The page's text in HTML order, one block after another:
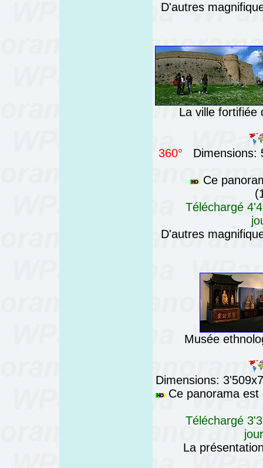
D'autres
La ville fortifiée
360° Dimensions:
Ce
Téléchargé
D'autres
Musée
Dimensions:
Ce panorama est
Téléchargé
La